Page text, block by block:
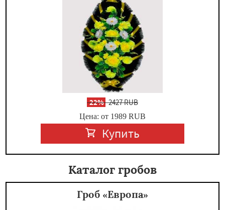
-22%2427 RUB
Цена: от 1989 RUB
Купить
Каталог гробов
Гроб «Европа»